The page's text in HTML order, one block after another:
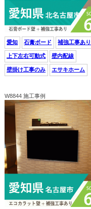
愛知 石膏ボード 補強工事あり
上下左右可動式 壁内配線
壁掛け工事のみ エサキホーム
W8844 施工事例